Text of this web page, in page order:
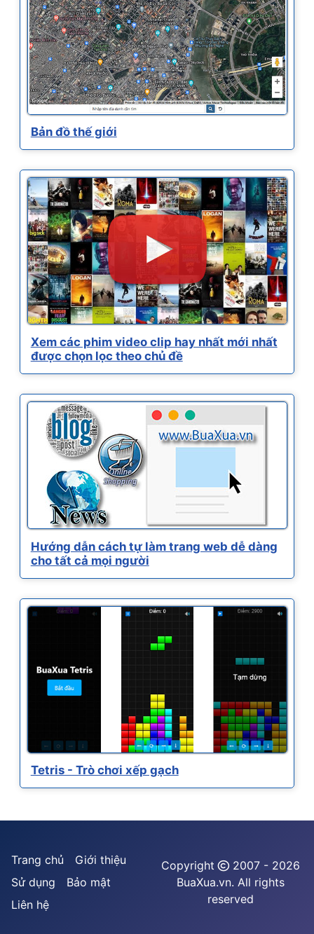
Bản đồ thế giới
Xem các phim video clip hay nhất mới nhất
được chọn lọc theo chủ đề
Hướng dẫn cách tự làm trang web dễ dàng
cho tất cả mọi người
Tetris - Trò chơi xếp gạch
Trang chủ
Giới thiệu
Sử dụng
Bảo mật
Liên hệ
Copyright
2007 - 2026
BuaXua.vn. All rights
reserved